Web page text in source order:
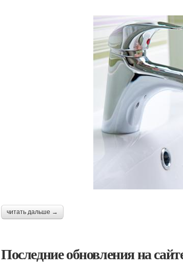
читать дальше →
Последние обновления на